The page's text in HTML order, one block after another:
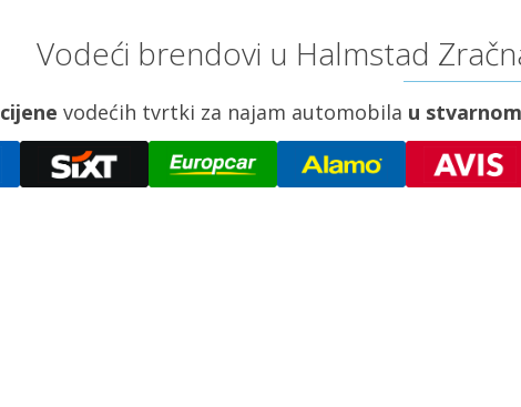
Vodeći brendovi u Halmstad
cijene vodećih tvrtki za najam automobila u